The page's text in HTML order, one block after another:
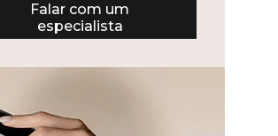
Falar com um
especialista